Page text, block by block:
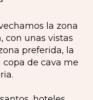
la zona
con unas vistas
preferida, la
de cava me